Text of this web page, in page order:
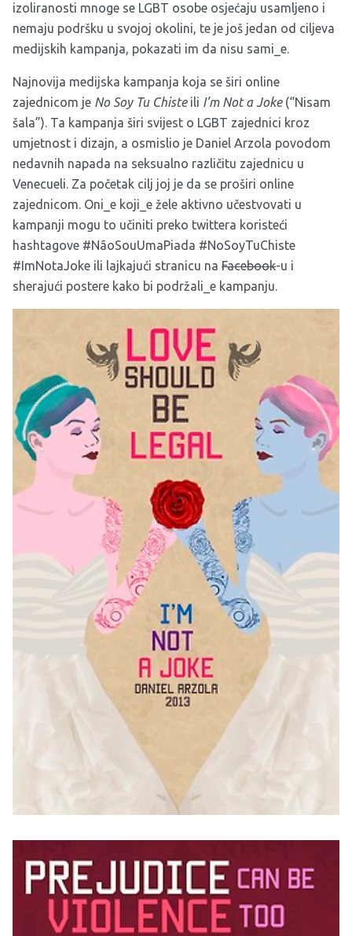
izoliranosti mnoge se LGBT osobe osjećaju usamljeno i
nemaju podršku u svojoj okolini, te je još jedan od ciljeva
medijskih kampanja, pokazati im da nisu sami_e.
Najnovija medijska kampanja koja se širi online
zajednicom je No Soy Tu Chisteili I’m Not a Joke(“Nisam
šala”). Ta kampanja širi svijest o LGBT zajednici kroz
umjetnost i dizajn, a osmislio je Daniel Arzola povodom
nedavnih napada na seksualno različitu zajednicu u
Venecueli. Za početak cilj joj je da se proširi online
zajednicom. Oni_e koji_e žele aktivno učestvovati u
kampanji mogu to učiniti preko twittera koristeći
hashtagove #NãoSouUmaPiada #NoSoyTuChiste
#ImNotaJoke ili lajkajući stranicu na Facebook-u i
sherajući postere kako bi podržali_e kampanju.